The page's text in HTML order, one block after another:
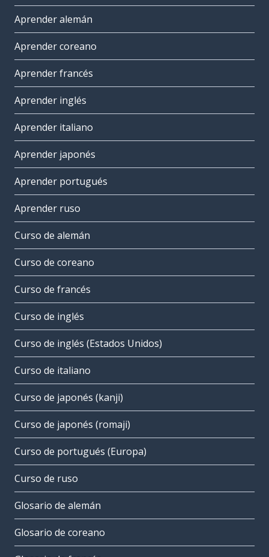
Aprender alemán
Aprender coreano
Aprender francés
Aprender inglés
Aprender italiano
Aprender japonés
Aprender portugués
Aprender ruso
Curso de alemán
Curso de coreano
Curso de francés
Curso de inglés
Curso de inglés (Estados Unidos)
Curso de italiano
Curso de japonés (kanji)
Curso de japonés (romaji)
Curso de portugués (Europa)
Curso de ruso
Glosario de alemán
Glosario de coreano